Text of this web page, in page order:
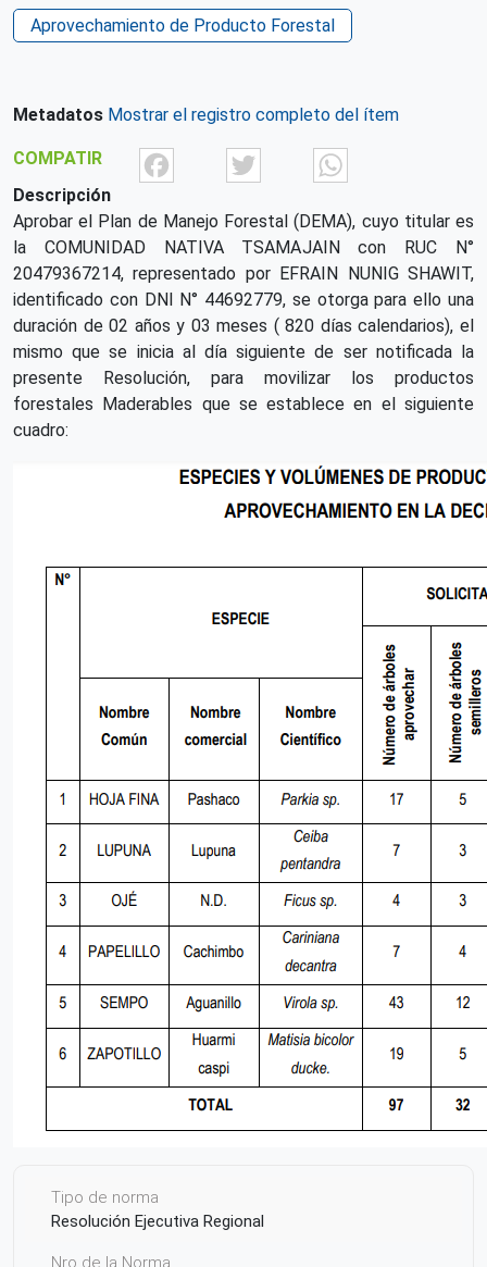
Aprovechamiento de Producto Forestal
Metadatos Mostrar el registro completo del ítem
COMPATIR FacebookTwitter
Descripción
Aprobar el Plan de Manejo Forestal (DEMA), cuyo titular es
la COMUNIDAD NATIVA TSAMAJAIN con RUC N°
20479367214, representado por EFRAIN NUNIG SHAWIT,
identificado con DNI N° 44692779, se otorga para ello una
duración de 02 años y 03 meses ( 820 días calendarios), el
mismo que se inicia al día siguiente de ser notificada la
presente Resolución, para movilizar los productos
forestales Maderables que se establece en el siguiente
cuadro:
Tipo de norma
Resolución Ejecutiva Regional
Nro de la Norma